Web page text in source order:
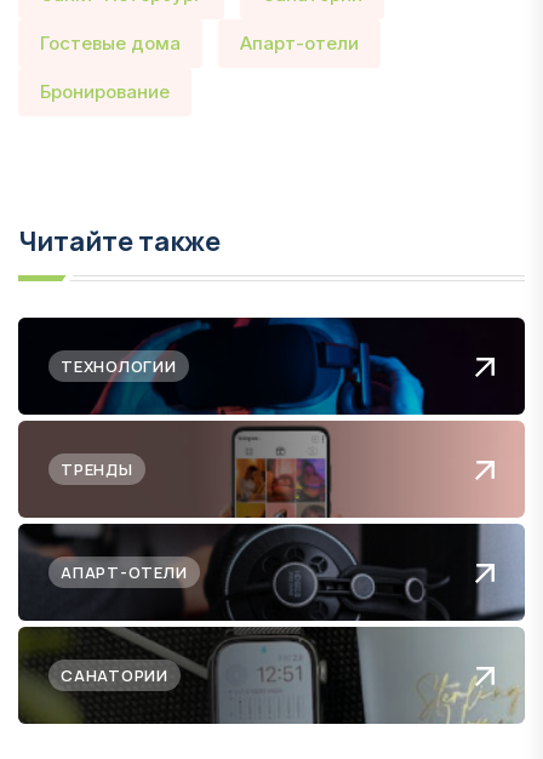
Гостевые дома Апарт-отели
Бронирование
Читайте также
ТЕХНОЛОГИИ
ТРЕНДЫ
АПАРТ-ОТЕЛИ
САНАТОРИИ